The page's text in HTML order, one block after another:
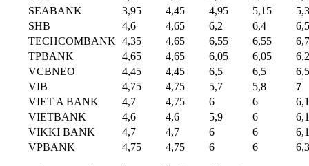
SEABANK
3,95 4,45 4,95 5,15
5,3
SHB
4,6 4,65 6,2 6,4
6,5
TECHCOMBANK 4,35 4,65 6,55 6,55
TPBANK
4,65 4,65 6,05 6,05
VCBNEO
4,45 4,45 6,5 6,5
6,5
VIB
4,75 4,75 5,7 5,8
7
VIET A BANK
4,7 4,75 6 6
6,1
VIETBANK
4,6 4,6 5,9 6
6,1
VIKKI BANK
4,7 4,7 6 6
6,1
VPBANK
4,75 4,75 6 6 6,3